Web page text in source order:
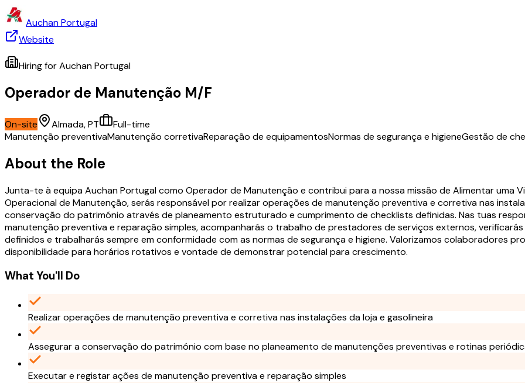
Auchan Portugal
Website
Hiring forAuchan Portugal
Operador de Manutenção M/F
On-site Almada, PT
Full-time
Manutenção preventivaManutenção corretivaReparação de equipamentosNormas de segurança e higieneGestão de
About the Role
Junta-te à equipa Auchan Portugal como Operador de Manutenção e contribui para a nossa missão de Alimentar uma
Operacional de Manutenção, serás responsável por realizar operações de manutenção preventiva e corretiva nas
conservação do património através de planeamento estruturado e cumprimento de checklists definidas. Nas tuas
manutenção preventiva e reparação simples, acompanharás o trabalho de prestadores de serviços externos,
definidos e trabalharás sempre em conformidade com as normas de segurança e higiene. Valorizamos colaboradores
disponibilidade para horários rotativos e vontade de demonstrar potencial para crescimento.
What You'll Do
Realizar operações de manutenção preventiva e corretiva nas instalações da loja e gasolineira
Assegurar a conservação do património com base no planeamento de manutenções preventivas e rotinas
Executar e registar ações de manutenção preventiva e reparação simples